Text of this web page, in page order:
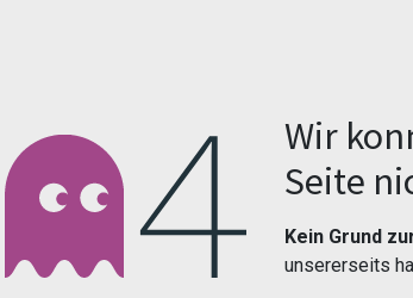
Wir
Seite
Kein Grund
unsererseits